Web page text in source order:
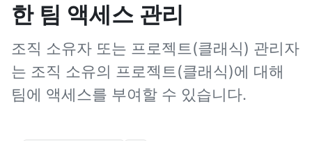
한 팀 액세스 관리
조직 소유자 또는 프로젝트(클래식) 관리자
는 조직 소유의 프로젝트(클래식)에 대해
팀에 액세스를 부여할 수 있습니다.